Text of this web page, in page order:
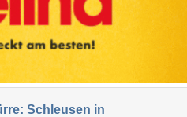
Schleusen in